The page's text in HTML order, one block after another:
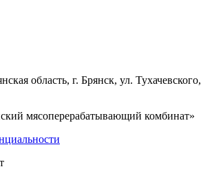
область, г. Брянск, ул. Тухачевского,
мясоперерабатывающий комбинат»